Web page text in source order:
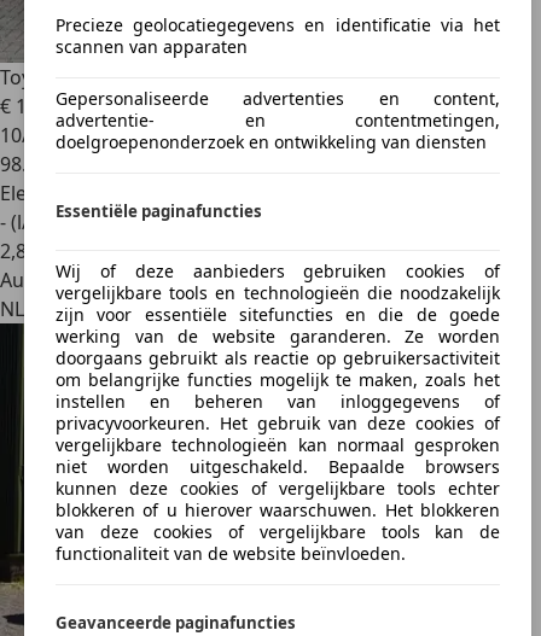
Precieze geolocatiegegevens en identificatie via het
scannen van apparaten
Gepersonaliseerde advertenties en content,
advertentie- en contentmetingen,
doelgroepenonderzoek en ontwikkeling van diensten
Essentiële paginafuncties
Wij of deze aanbieders gebruiken cookies of
vergelijkbare tools en technologieën die noodzakelijk
zijn voor essentiële sitefuncties en die de goede
werking van de website garanderen. Ze worden
doorgaans gebruikt als reactie op gebruikersactiviteit
om belangrijke functies mogelijk te maken, zoals het
instellen en beheren van inloggegevens of
privacyvoorkeuren. Het gebruik van deze cookies of
vergelijkbare technologieën kan normaal gesproken
niet worden uitgeschakeld. Bepaalde browsers
kunnen deze cookies of vergelijkbare tools echter
blokkeren of u hierover waarschuwen. Het blokkeren
van deze cookies of vergelijkbare tools kan de
functionaliteit van de website beïnvloeden.
Geavanceerde paginafuncties
Toyota Corolla
€ 19.950
10/2019
98.350 km
Elektro/Benzine
- (l/100 km)
2,8
Autobedrijf
NL 3247 CL